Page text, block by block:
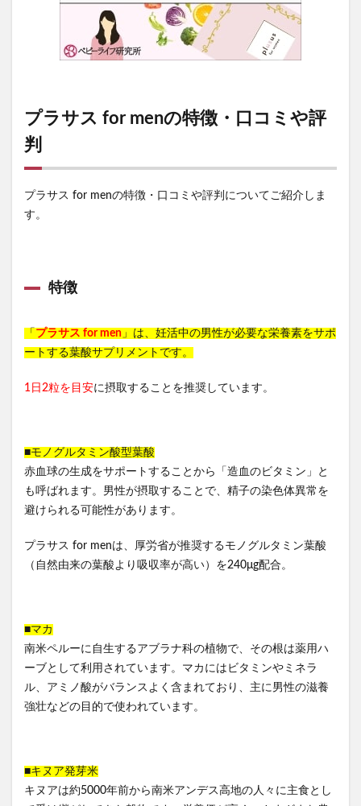
プラサス for menの特徴・口コミや評
判
プラサス for menの特徴・口コミや評判についてご紹介しま
す。
特徴
「 プラサス for men 」は、妊活中の男性が必要な栄養素をサポ
ートする葉酸サプリメントです。
1日2粒を目安に摂取することを推奨しています。
■モノグルタミン酸型葉酸
赤血球の生成をサポートすることから「造血のビタミン」と
も呼ばれます。男性が摂取することで、精子の染色体異常を
避けられる可能性があります。
プラサス for menは、厚労省が推奨するモノグルタミン葉酸
（自然由来の葉酸より吸収率が高い）を240μg配合。
■マカ
南米ペルーに自生するアブラナ科の植物で、その根は薬用ハ
ーブとして利用されています。マカにはビタミンやミネラ
ル、アミノ酸がバランスよく含まれており、主に男性の滋養
強壮などの目的で使われています。
■キヌア発芽米
キヌアは約5000年前から南米アンデス高地の人々に主食とし